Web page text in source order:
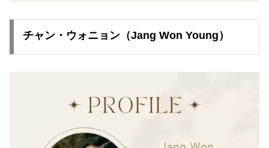
チャン・ウォニョン（Jang Won Young）